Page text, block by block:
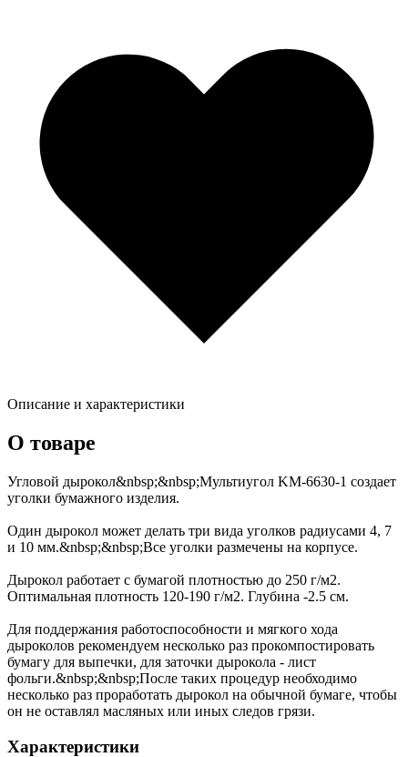
Описание и характеристики
О товаре
Угловой дырокол&nbsp;&nbsp;Мультиугол KM-6630-1 создает
уголки бумажного изделия.
Один дырокол может делать три вида уголков радиусами 4, 7
и 10 мм.&nbsp;&nbsp;Все уголки размечены на корпусе.
Дырокол работает с бумагой плотностью до 250 г/м2.
Оптимальная плотность 120-190 г/м2. Глубина -2.5 см.
Для поддержания работоспособности и мягкого хода
дыроколов рекомендуем несколько раз прокомпостировать
бумагу для выпечки, для заточки дырокола - лист
фольги.&nbsp;&nbsp;После таких процедур необходимо
несколько раз проработать дырокол на обычной бумаге, чтобы
он не оставлял масляных или иных следов грязи.
Характеристики